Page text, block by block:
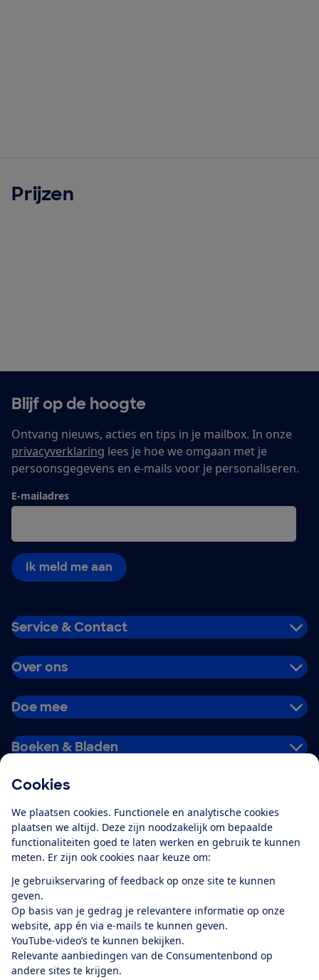
Cookies
We plaatsen cookies. Functionele en analytische cookies
plaatsen we altijd. Deze zijn noodzakelijk om bepaalde
functionaliteiten goed te laten werken en gebruik te kunnen
meten. Er zijn ook cookies naar keuze om:
Je gebruikservaring of feedback op onze site te kunnen
geven.
Op basis van je gedrag je relevantere informatie op onze
website, app én via e-mails te kunnen geven.
YouTube-video’s te kunnen bekijken.
Relevante aanbiedingen van de Consumentenbond op
andere sites te krijgen.
Prijzen
Blijf op de hoogte
Ontvang nieuws, acties en tips in je mailbox. In onze
privacyverklaring lees je hoe we omgaan met je
persoonsgegevens en e-mails voor je personaliseren.
E-mailadres
Ik meld me aan
Service & Contact
Over ons
Doe mee
Boeken & Bladen
Alles over de
app
Algemene Voorwaarden
Privacyverklaring
Cookiebeleid
Privacyvoorkeuren
Toegankelijkheid